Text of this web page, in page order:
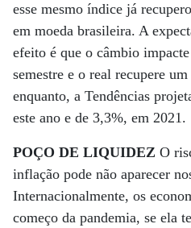
esse mesmo índice já
em moeda brasileira. A
efeito é que o câmbio
semestre e o real recupere
enquanto, a Tendências
este ano e de 3,3%, em 2021.
POÇO DE LIQUIDEZ O
inflação pode não aparecer
Internacionalmente, os
começo da pandemia, se ela